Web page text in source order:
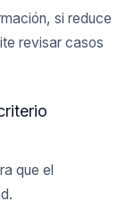
si reduce
revisar casos
que el